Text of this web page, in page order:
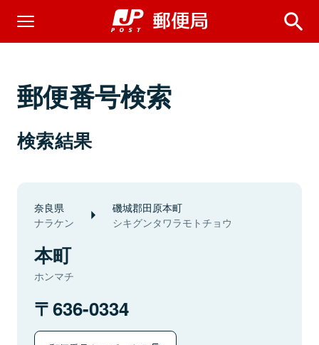
郵便番号検索
検索結果
奈良県
ナラケン
磯城郡田原本町
シキグンタワラモトチョウ
本町
ホンマチ
636-0334